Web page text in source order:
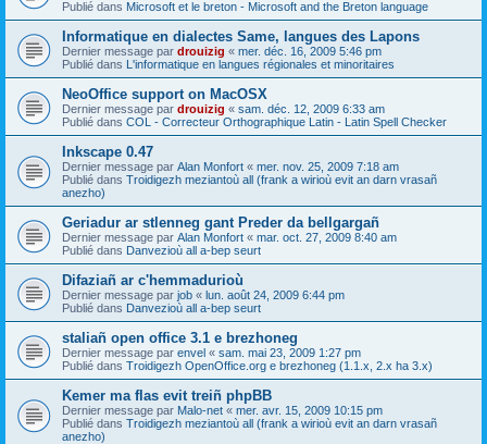
Publié dans Microsoft et le breton - Microsoft and the Breton language
Informatique en dialectes Same, langues des Lapons
Dernier message par drouizig « mer. déc. 16, 2009 5:46 pm
Publié dans L'informatique en langues régionales et minoritaires
NeoOffice support on MacOSX
Dernier message par drouizig « sam. déc. 12, 2009 6:33 am
Publié dans COL - Correcteur Orthographique Latin - Latin Spell Checker
Inkscape 0.47
Dernier message par Alan Monfort « mer. nov. 25, 2009 7:18 am
Publié dans Troidigezh meziantoù all (frank a wirioù evit an darn vrasañ
anezho)
Geriadur ar stlenneg gant Preder da bellgargañ
Dernier message par Alan Monfort « mar. oct. 27, 2009 8:40 am
Publié dans Danvezioù all a-bep seurt
Difaziañ ar c'hemmadurioù
Dernier message par job « lun. août 24, 2009 6:44 pm
Publié dans Danvezioù all a-bep seurt
staliañ open office 3.1 e brezhoneg
Dernier message par envel « sam. mai 23, 2009 1:27 pm
Publié dans Troidigezh OpenOffice.org e brezhoneg (1.1.x, 2.x ha 3.x)
Kemer ma flas evit treiñ phpBB
Dernier message par Malo-net « mer. avr. 15, 2009 10:15 pm
Publié dans Troidigezh meziantoù all (frank a wirioù evit an darn vrasañ
anezho)